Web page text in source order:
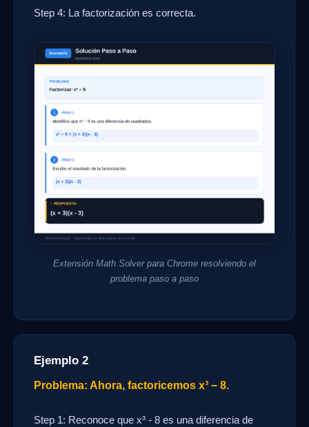
Step 4: La factorización es correcta.
Extensión Math Solver para Chrome resolviendo el
problema paso a paso
Ejemplo 2
Problema: Ahora, factoricemos x³ − 8.
Step 1: Reconoce que x³ - 8 es una diferencia de